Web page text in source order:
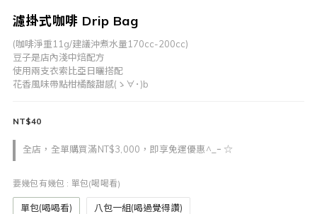
濾掛式咖啡 Drip Bag
(咖啡淨重11g/建議沖煮水量170cc-200cc)
豆子是店內淺中焙配方
使用兩支衣索比亞日曬搭配
花香風味帶點柑橘酸甜感(ゝ∀･)b
全店，全單購買滿NT$3,000，即享免運優惠^_ｰ ☆
NT$40
要幾包有幾包 : 單包(喝喝看)
單包(喝喝看) 八包一組(喝過覺得讚)